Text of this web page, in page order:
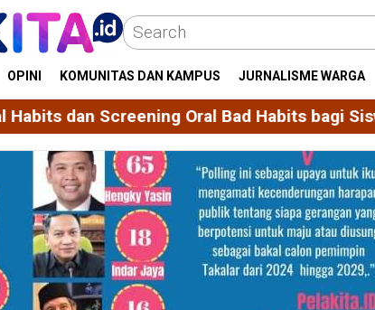
OPINI KOMUNITAS DAN KAMPUS JURNALISME WARGA
Bad Habits bagi Siswa SMP/MTS di